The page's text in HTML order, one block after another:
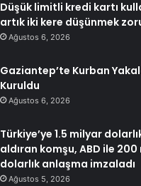
Düşük limitli kredi kartı
artık iki kere düşünmek
Ağustos 6, 2026
Gaziantep’te Kurban
Kuruldu
Ağustos 6, 2026
Türkiye’ye 1.5 milyar
aldıran komşu, ABD ile
dolarlık anlaşma imzaladı
Ağustos 5, 2026